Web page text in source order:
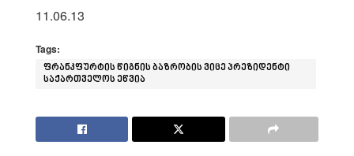
11.06.13
Tags:
ფრანკფურტის წიგნის ბაზრობის ვიცე პრეზიდენტი
საქართველოს ეწვია